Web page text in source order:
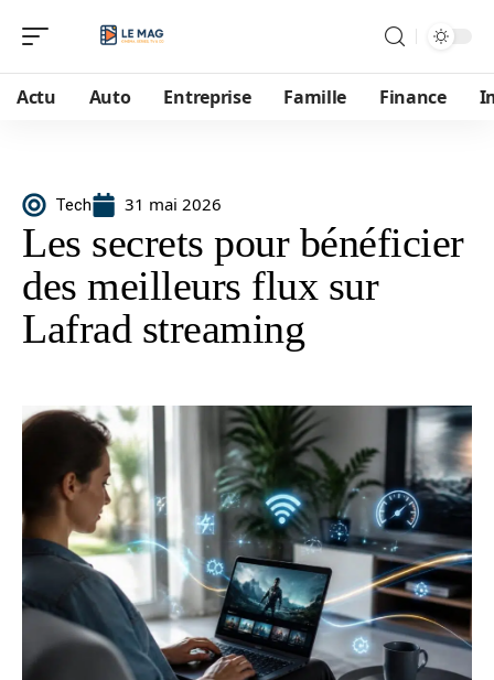
Actu Auto Entreprise Famille Finance
Tech 31 mai 2026
Les secrets pour bénéficier
des meilleurs flux sur
Lafrad streaming